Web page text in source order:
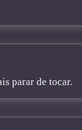
parar de tocar.